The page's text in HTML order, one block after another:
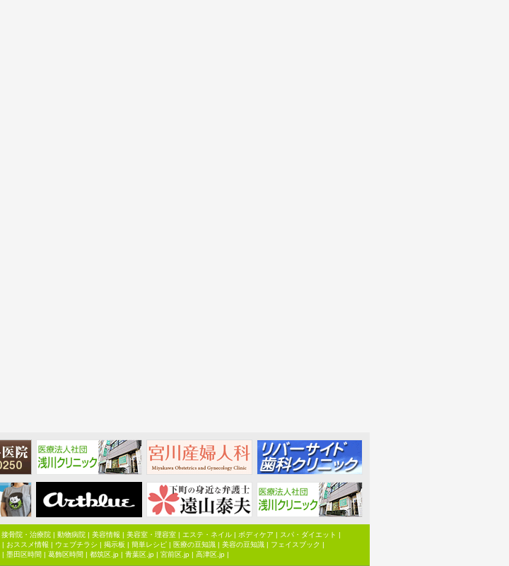
接骨院・治療院| 動物病院| 美容情報 | 美容室・理容室| エステ・ネイル| ボディケア | スパ・ダイエット |
| おススメ情報 | ウェブチラシ | 掲示板 | 簡単レシピ| 医療の豆知識| 美容の豆知識| フェイスブック |
| 墨田区時間 | 葛飾区時間 | 都筑区.jp | 青葉区.jp | 宮前区.jp | 高津区.jp |